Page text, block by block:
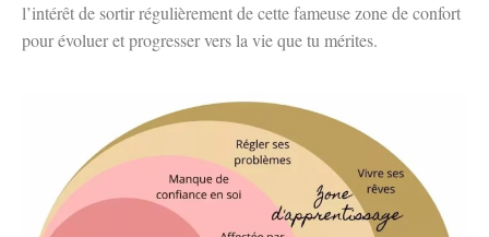
l’intérêt de sortir régulièrement de cette fameuse zone de confort
pour évoluer et progresser vers la vie que tu mérites.